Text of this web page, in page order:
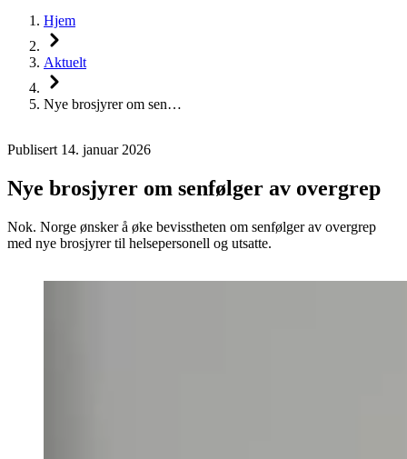
Hjem
Aktuelt
Nye brosjyrer om sen…
Publisert 14. januar 2026
Nye brosjyrer om senfølger av overgrep
Nok. Norge ønsker å øke bevisstheten om senfølger av overgrep
med nye brosjyrer til helsepersonell og utsatte.